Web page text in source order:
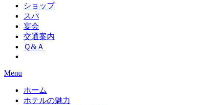
ショップ
スパ
宴会
交通案内
Ｑ&Ａ
Menu
ホーム
ホテルの魅力